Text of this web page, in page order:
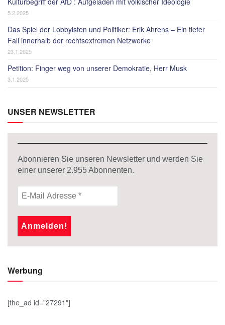
5.2.2025
Das Spiel der Lobbyisten und Politiker: Erik Ahrens – Ein tiefer
Fall innerhalb der rechtsextremen Netzwerke
23.1.2025
Petition: Finger weg von unserer Demokratie, Herr Musk
3.1.2025
UNSER NEWSLETTER
Abonnieren Sie unseren Newsletter und werden Sie
einer unserer 2.955Abonnenten.
Werbung
[the_ad id="27291"]